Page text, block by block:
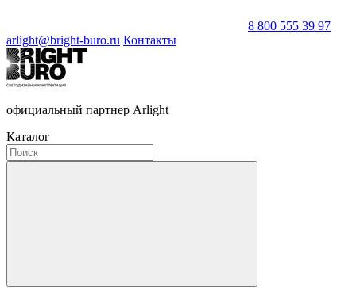
8 800 555 39 97
arlight@bright-buro.ru Контакты
официальный партнер Arlight
Каталог